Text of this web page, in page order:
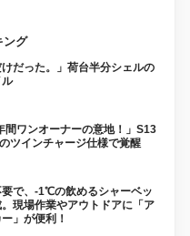
ング
けだった。」荷台半分シェルの
間ワンオーナーの意地！」S13
ツインチャージ仕様で覚醒
で、-1℃の飲めるシャーベッ
現場作業やアウトドアに「ア
」が便利！